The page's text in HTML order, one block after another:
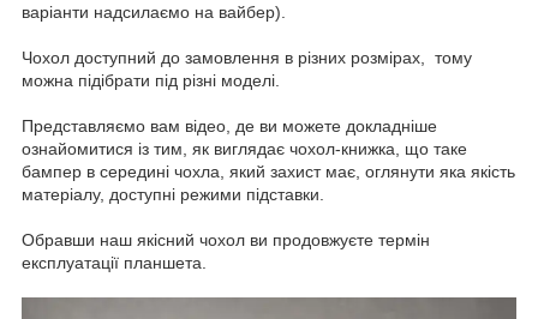
варіанти надсилаємо на вайбер).
Чохол доступний до замовлення в різних розмірах, тому
можна підібрати під різні моделі.
Представляємо вам відео, де ви можете докладніше
ознайомитися із тим, як виглядає чохол-книжка, що таке
бампер в середині чохла, який захист має, оглянути яка якість
матеріалу, доступні режими підставки.
Обравши наш якісний чохол ви продовжуєте термін
експлуатації планшета.